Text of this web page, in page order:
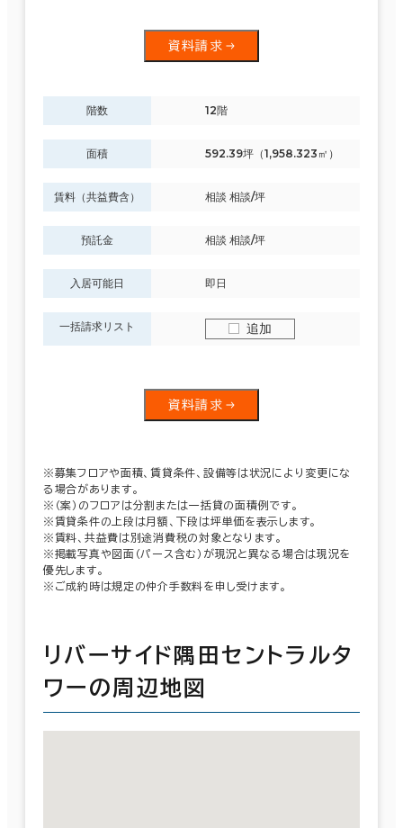
資料請求
階数 12階
面積 592.39坪（1,958.323㎡）
賃料（共益費含） 相談 相談/坪
預託金 相談 相談/坪
入居可能日 即日
一括請求リスト 追加
資料請求
※募集フロアや面積、賃貸条件、設備等は状況により変更にな
る場合があります。
※（案）のフロアは分割または一括貸の面積例です。
※賃貸条件の上段は月額、下段は坪単価を表示します。
※賃料、共益費は別途消費税の対象となります。
※掲載写真や図面（パース含む）が現況と異なる場合は現況を
優先します。
※ご成約時は規定の仲介手数料を申し受けます。
リバーサイド隅田セントラルタ
ワーの周辺地図